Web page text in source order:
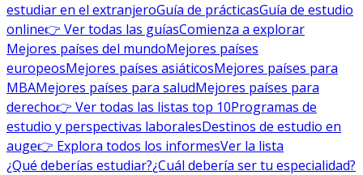
estudiar en el extranjeroGuía de prácticasGuía de estudio
online👉 Ver todas las guíasComienza a explorar
Mejores países del mundoMejores países
europeosMejores países asiáticosMejores países para
MBAMejores países para saludMejores países para
derecho👉 Ver todas las listas top 10Programas de
estudio y perspectivas laboralesDestinos de estudio en
auge👉 Explora todos los informesVer la lista
¿Qué deberías estudiar?¿Cuál debería ser tu especialidad?